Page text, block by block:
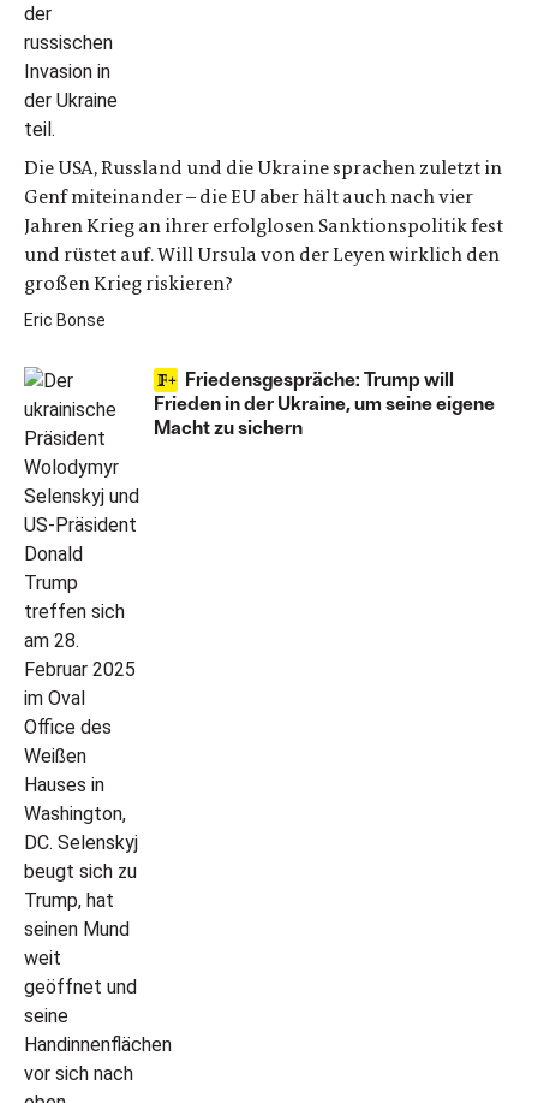
Die USA, Russland und die Ukraine sprachen zuletzt in
Genf miteinander – die EU aber hält auch nach vier
Jahren Krieg an ihrer erfolglosen Sanktionspolitik fest
und rüstet auf. Will Ursula von der Leyen wirklich den
großen Krieg riskieren?
Eric Bonse
Friedensgespräche: Trump will
Frieden in der Ukraine, um seine eigene
Macht zu sichern